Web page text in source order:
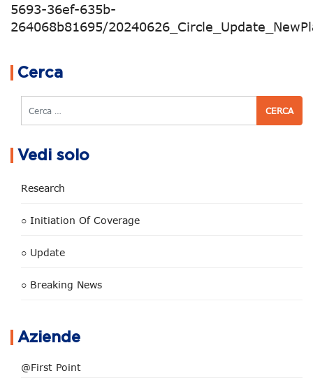
5693-36ef-635b-
264068b81695/
Cerca
Cerca
Vedi solo
Research
○ Initiation Of Coverage
○ Update
○ Breaking News
Aziende
@First Point